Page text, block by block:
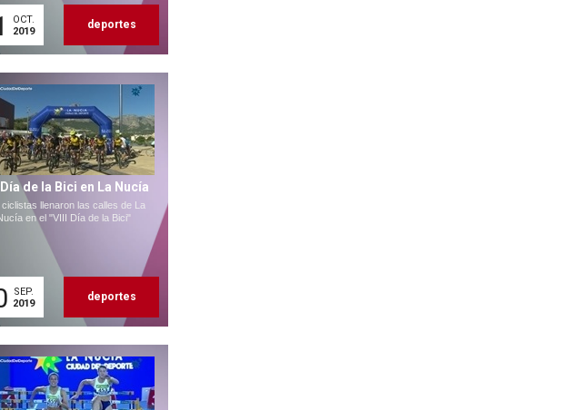
OCT.
2019
deportes
de la Bici en La Nucía
ciclistas llenaron las calles de La
en el "VIII Día de la Bici"
SEP.
2019
deportes